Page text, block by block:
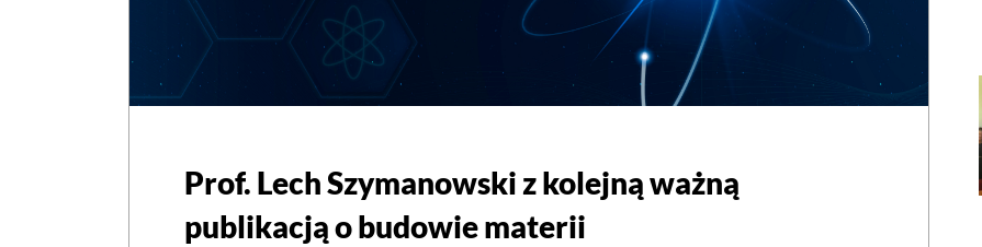
Prof. Lech Szymanowski z kolejną ważną
publikacją o budowie materii